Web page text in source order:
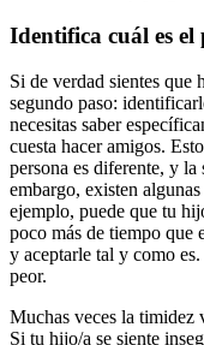
Identifica cuál es el
Si de verdad sientes que
segundo paso:
necesitas saber
cuesta hacer amigos.
persona es diferente, y
embargo, existen
ejemplo, puede que tu
poco más de tiempo que
y aceptarle tal y como
peor.
Muchas veces la timidez
Si tu hijo/a se siente